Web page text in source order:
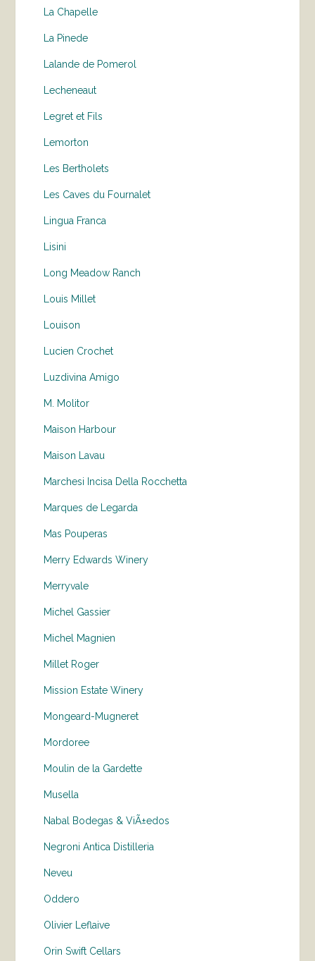
La Chapelle
La Pinede
Lalande de Pomerol
Lecheneaut
Legret et Fils
Lemorton
Les Bertholets
Les Caves du Fournalet
Lingua Franca
Lisini
Long Meadow Ranch
Louis Millet
Louison
Lucien Crochet
Luzdivina Amigo
M. Molitor
Maison Harbour
Maison Lavau
Marchesi Incisa Della Rocchetta
Marques de Legarda
Mas Pouperas
Merry Edwards Winery
Merryvale
Michel Gassier
Michel Magnien
Millet Roger
Mission Estate Winery
Mongeard-Mugneret
Mordoree
Moulin de la Gardette
Musella
Nabal Bodegas & ViÃ±edos
Negroni Antica Distilleria
Neveu
Oddero
Olivier Leflaive
Orin Swift Cellars